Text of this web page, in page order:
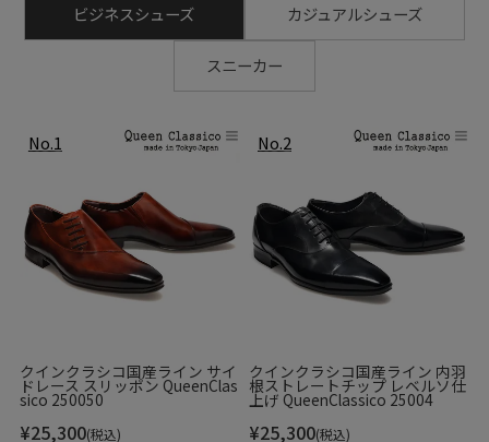
ビジネスシューズ カジュアルシューズ
スニーカー
クインクラシコ国産ライン サイ
ドレース スリッポン QueenClas
sico 250050
¥25,300(税込)
クインクラシコ国産ライン 内羽
根ストレートチップ レベルソ仕
上げ QueenClassico 25004
¥25,300(税込)